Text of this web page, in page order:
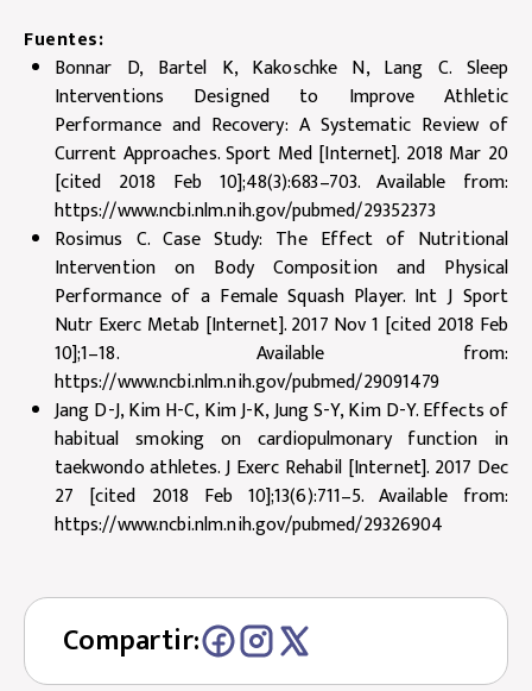
Fuentes:
Bonnar D, Bartel K, Kakoschke N, Lang C. Sleep
Interventions Designed to Improve Athletic
Performance and Recovery: A Systematic Review of
Current Approaches. Sport Med [Internet]. 2018 Mar 20
[cited 2018 Feb 10];48(3):683–703. Available from:
https://www.ncbi.nlm.nih.gov/pubmed/29352373
Rosimus C. Case Study: The Effect of Nutritional
Intervention on Body Composition and Physical
Performance of a Female Squash Player. Int J Sport
Nutr Exerc Metab [Internet]. 2017 Nov 1 [cited 2018 Feb
10];1–18. Available from:
https://www.ncbi.nlm.nih.gov/pubmed/29091479
Jang D-J, Kim H-C, Kim J-K, Jung S-Y, Kim D-Y. Effects of
habitual smoking on cardiopulmonary function in
taekwondo athletes. J Exerc Rehabil [Internet]. 2017 Dec
27 [cited 2018 Feb 10];13(6):711–5. Available from:
https://www.ncbi.nlm.nih.gov/pubmed/29326904
Compartir: